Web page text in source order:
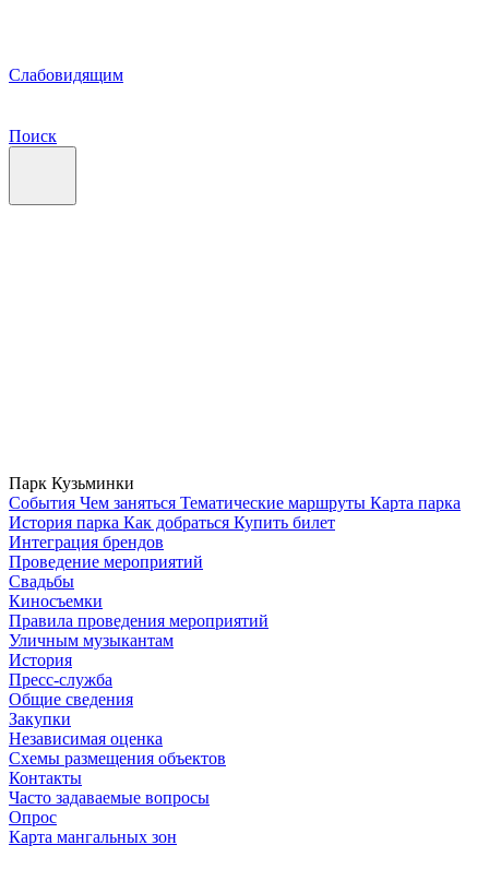
Слабовидящим
Поиск
Парк Кузьминки
Cобытия Чем заняться Тематические маршруты Карта парка
История парка Как добраться Купить билет
Интеграция брендов
Проведение мероприятий
Свадьбы
Киносъемки
Правила проведения мероприятий
Уличным музыкантам
История
Пресс-служба
Общие сведения
Закупки
Независимая оценка
Схемы размещения объектов
Контакты
Часто задаваемые вопросы
Опрос
Карта мангальных зон